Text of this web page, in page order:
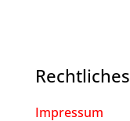
Rechtliches
Impressum